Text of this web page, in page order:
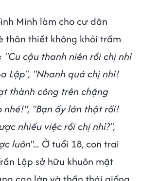
Minh làm cho cư dân
thân thiết không khỏi trầm
"Cu cậu thanh niên rồi chị nhỉ
Lập", "Nhanh quá chị nhỉ!
thành công trên chặng
"Bạn ấy lớn thật rồi!
nhiều việc rồi chị nhỉ?",
luôn"... Ở tuổi 18, con trai
Lập sở hữu khuôn mặt